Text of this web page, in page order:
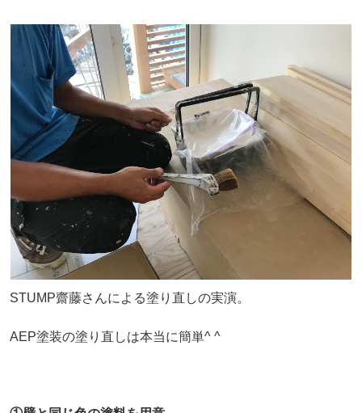
STUMP齋藤さんによる塗り直しの実演。
AEP塗装の塗り直しは本当に簡単^ ^